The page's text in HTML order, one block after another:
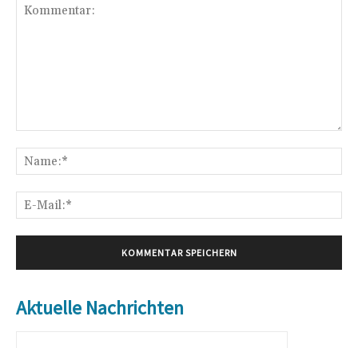
Aktuelle Nachrichten